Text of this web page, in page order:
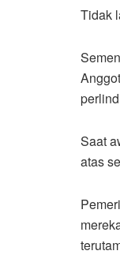
Tidak
Saat
atas